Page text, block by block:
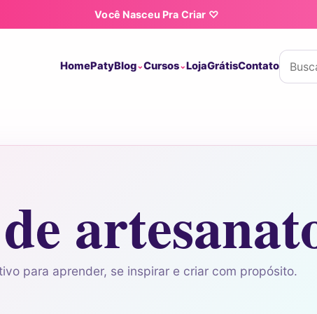
Você Nasceu Pra Criar ♡
HomePatyBlog Cursos LojaGrátisContato
Buscar
para aprender, se inspirar e criar com propósito.